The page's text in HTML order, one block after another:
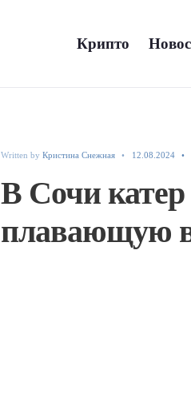
Крипто
Written by Кристина Снежная 12.08.2024
В Сочи
плавающую